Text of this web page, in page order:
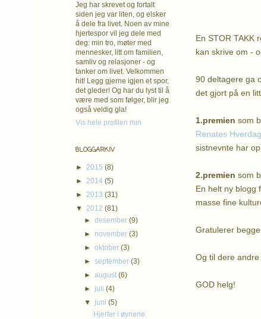
En STOR TAKK
kan skrive om -
90 deltagere ga
det gjort på en
1.premien som
Renates Hverdag
sistnevnte har
2.premien som
En helt ny blogg
masse fine
Gratulerer
Og til dere
GOD helg!
Jeg har skrevet og fortalt
siden jeg var liten, og elsker
å dele fra livet. Noen av mine
hjertespor vil jeg dele med
deg: min tro, møter med
mennesker, litt om familien,
samliv og relasjoner - og
tanker om livet. Velkommen
hit! Legg gjerne igjen et spor,
det gleder! Og har du lyst til å
være med som følger, blir jeg
også veldig gla!
Vis hele profilen min
BLOGGARKIV
► 2015 (8)
► 2014 (5)
► 2013 (31)
▼ 2012 (81)
►desember(9)
► november(3)
►oktober(3)
►september(3)
►august(6)
► juli(4)
▼ juni(5)
Hjerter i øynene